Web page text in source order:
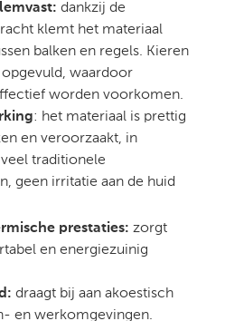
dankzij de
klemt het materiaal
balken en regels. Kieren
waardoor
worden voorkomen.
: het materiaal is prettig
en veroorzaakt, in
traditionele
geen irritatie aan de huid
prestaties: zorgt
en energiezuinig
draagt bij aan akoestisch
en werkomgevingen.